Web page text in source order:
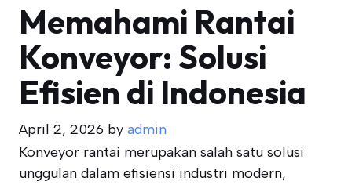
Memahami Rantai
Konveyor: Solusi
Efisien di Indonesia
April 2, 2026 by admin
Konveyor rantai merupakan salah satu solusi
unggulan dalam efisiensi industri modern,